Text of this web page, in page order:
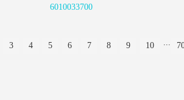
6010033700
3 4 5 6 7 8 9 10 ...